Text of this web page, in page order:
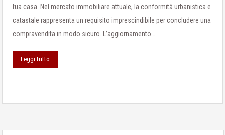
tua casa. Nel mercato immobiliare attuale, la conformità urbanistica e
catastale rappresenta un requisito imprescindibile per concludere una
compravendita in modo sicuro. L’aggiornamento…
Leggi tutto